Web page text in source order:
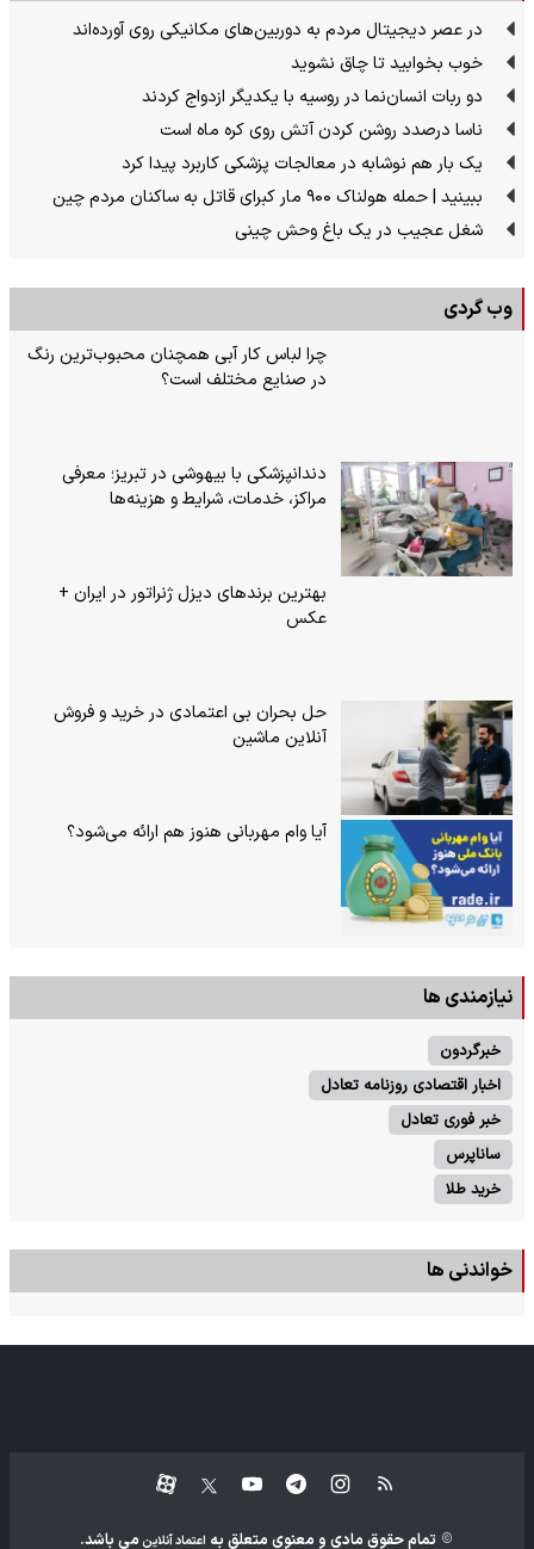
در عصر دیجیتال مردم به دوربین‌های مکانیکی روی آورده‌اند
خوب بخوابید تا چاق نشوید
دو ربات انسان‌نما در روسیه با یکدیگر ازدواج کردند
ناسا درصدد روشن کردن آتش روی کره ماه است
یک بار هم نوشابه در معالجات پزشکی کاربرد پیدا کرد
ببینید | حمله هولناک ۹۰۰ مار کبرای قاتل به ساکنان مردم چین
شغل عجیب در یک باغ وحش چینی
وب گردی
چرا لباس کار آبی همچنان محبوب‌ترین رنگ
در صنایع مختلف است؟
دندانپزشکی با بیهوشی در تبریز؛ معرفی
مراکز، خدمات، شرایط و هزینه‌ها
بهترین برندهای دیزل ژنراتور در ایران +
عکس
حل بحران بی‌ اعتمادی در خرید و فروش
آنلاین ماشین
آیا وام مهربانی هنوز هم ارائه می‌شود؟
نیازمندی ها
خبرگردون
اخبار اقتصادی روزنامه تعادل
خبر فوری تعادل
ساناپرس
خرید طلا
خواندنی ها
تمام حقوق مادی و معنوی متعلق به اعتماد آنلاین می باشد.